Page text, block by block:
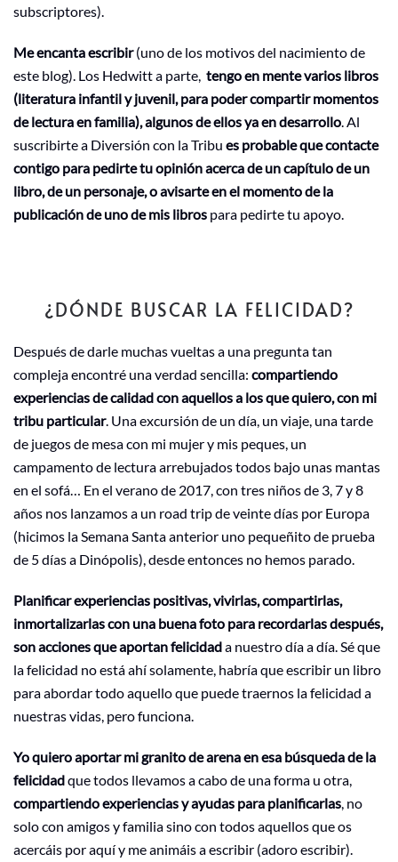
subscriptores).
Me encanta escribir(uno de los motivos del nacimiento de
este blog). Los Hedwitt a parte, tengo en mente varios libros
(literatura infantil y juvenil, para poder compartir momentos
de lectura en familia), algunos de ellos ya en desarrollo. Al
suscribirte a Diversión con la Tribu es probable que contacte
contigo para pedirte tu opinión acerca de un capítulo de un
libro, de un personaje, o avisarte en el momento de la
publicación de uno de mis libros para pedirte tu apoyo.
¿DÓNDE BUSCAR LA FELICIDAD?
Después de darle muchas vueltas a una pregunta tan
compleja encontré una verdad sencilla: compartiendo
experiencias de calidad con aquellos a los que quiero, con mi
tribu particular. Una excursión de un día, un viaje, una tarde
de juegos de mesa con mi mujer y mis peques, un
campamento de lectura arrebujados todos bajo unas mantas
en el sofá… En el verano de 2017, con tres niños de 3, 7 y 8
años nos lanzamos a un road trip de veinte días por Europa
(hicimos la Semana Santa anterior uno pequeñito de prueba
de 5 días a Dinópolis), desde entonces no hemos parado.
Planificar experiencias positivas, vivirlas, compartirlas,
inmortalizarlas con una buena foto para recordarlas después,
son acciones que aportan felicidada nuestro día a día. Sé que
la felicidad no está ahí solamente, habría que escribir un libro
para abordar todo aquello que puede traernos la felicidad a
nuestras vidas, pero funciona.
Yo quiero aportar mi granito de arena en esa búsqueda de la
felicidadque todos llevamos a cabo de una forma u otra,
compartiendo experiencias y ayudas para planificarlas, no
solo con amigos y familia sino con todos aquellos que os
acercáis por aquí y me animáis a escribir (adoro escribir).